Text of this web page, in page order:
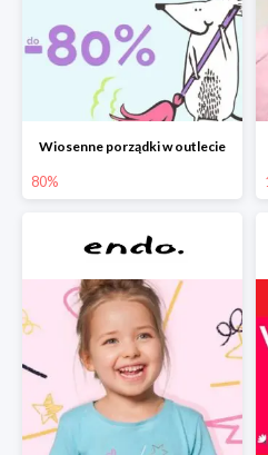
Wiosenne porządki w outlecie
80%